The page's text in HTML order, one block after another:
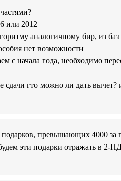
или 2012
аналогичному бир, из баз
нет возможности
с начала года, необходимо
сдачи гто можно ли дать вычет?
подарков, превышающих 4000 за
эти подарки отражать в 2-